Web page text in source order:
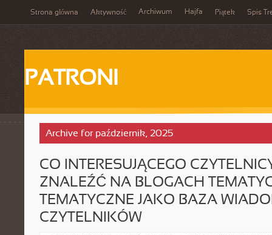
Strona główna Aktywność Archiwum Hajfa Piątek Spis
PATRONI
Archive for październik, 2025
CO INTERESUJĄCEGO
ZNALEŹĆ NA BLOGACH
TEMATYCZNE JAKO BAZA
CZYTELNIKÓW